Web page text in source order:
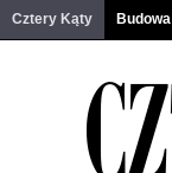
Cztery Kąty Budowa